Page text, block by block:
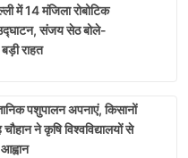
में 14 मंजिला रोबोटिक
उद्घाटन, संजय सेठ बोले-
राहत
पशुपालन अपनाएं, किसानों
ने कृषि विश्वविद्यालयों से